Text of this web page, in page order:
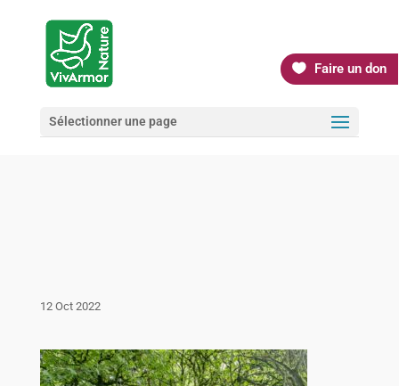
Faire un don
Sélectionner une page
12 Oct 2022